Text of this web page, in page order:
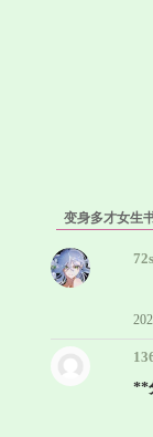
变身多才女生
**